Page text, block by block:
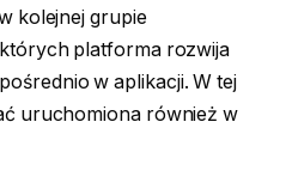
kolejnej grupie
platforma rozwija
w aplikacji. W tej
uruchomiona również w